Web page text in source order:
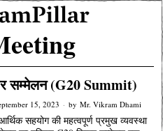
सम्मेलन (G20 Summit)
15, 2023 by Mr. Vikram Dhami
सहयोग की महत्वपूर्ण प्रमुख व्यवस्था